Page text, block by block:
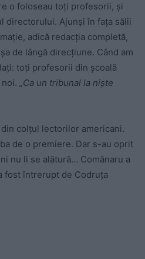
o foloseau toţi profesorii, şi
directorului. Ajunşi în faţa sălii
adică redacţia completă,
de lângă direcţiune. Când am
toţi profesorii din şcoală
„Ca un tribunal la nişte
colţul lectorilor americani.
de o premiere. Dar s-au oprit
nu li se alătură… Comănaru a
fost întrerupt de Codruţa